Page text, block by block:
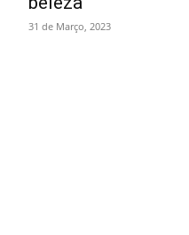
31 de Março, 2023